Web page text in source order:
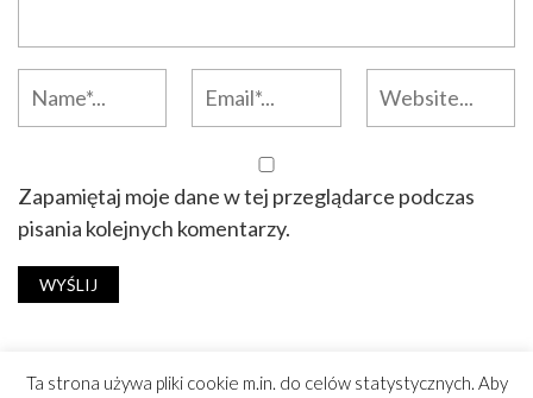
Ta strona używa pliki cookie m.in. do celów statystycznych. Aby
Zapamiętaj moje dane w tej przeglądarce podczas
pisania kolejnych komentarzy.